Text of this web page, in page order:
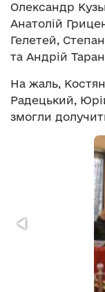
Олександр
Анатолій
Гелетей,
та Андрій
На жаль,
Радецький,
змогли